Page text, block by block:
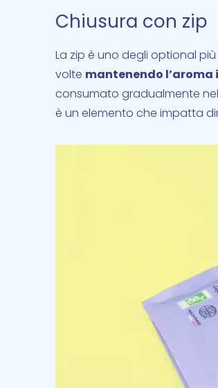
Chiusura con zip
La zip è uno degli optional
volte mantenendo
consumato gradualmente
è un elemento che impatta